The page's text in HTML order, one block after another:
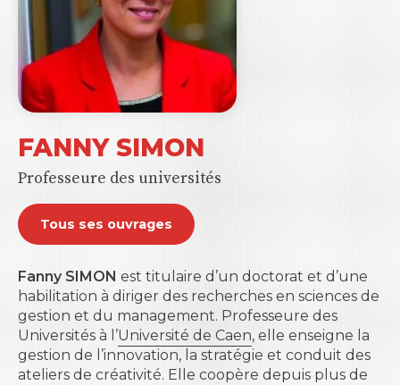
FANNY SIMON
Professeure des universités
Tous ses ouvrages
Fanny SIMON est titulaire d’un doctorat et d’une
habilitation à diriger des recherches en sciences de
gestion et du management. Professeure des
Universités à l’Université de Caen, elle enseigne la
gestion de l’innovation, la stratégie et conduit des
ateliers de créativité. Elle coopère depuis plus de